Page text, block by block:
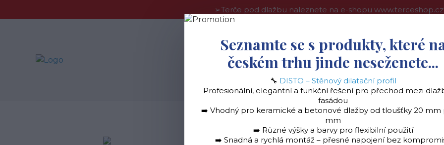
➢Terče pod dlažbu naleznete na e-shopu
Seznamte se s produkty, které
českém trhu jinde neseženete...
🔧 DISTO – Stěnový dilatační profil
Profesionální, elegantní a funkční řešení pro přechod mezi
fasádou
➡️ Vhodný pro keramické a betonové dlažby od tloušťky 20 mm
mm
➡️ Různé výšky a barvy pro flexibilní použití
➡️ Snadná a rychlá montáž – přesné napojení bez